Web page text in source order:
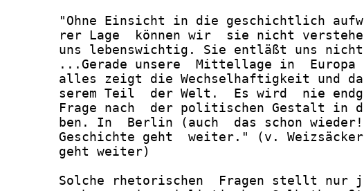
"Ohne Einsicht in die geschichtlich
rer Lage  können wir  sie nicht
uns lebenswichtig. Sie entläßt uns
...Gerade unsere  Mittellage in  Europa
alles zeigt die Wechselhaftigkeit und
serem Teil  der Welt.  Es wird  nie
Frage nach  der politischen Gestalt in
ben. In  Berlin (auch  das schon
Geschichte geht  weiter." (v.
       geht weiter)
Solche rhetorischen  Fragen stellt nur